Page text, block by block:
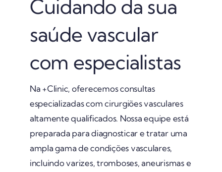
Cuidando da sua
saúde vascular
com especialistas
Na +Clinic, oferecemos consultas
especializadas com cirurgiões vasculares
altamente qualificados. Nossa equipe está
preparada para diagnosticar e tratar uma
ampla gama de condições vasculares,
incluindo varizes, tromboses, aneurismas e